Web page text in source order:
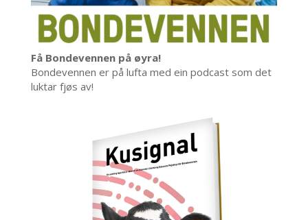
Få Bondevennen på øyra!
Bondevennen er på lufta med ein podcast som det
luktar fjøs av!